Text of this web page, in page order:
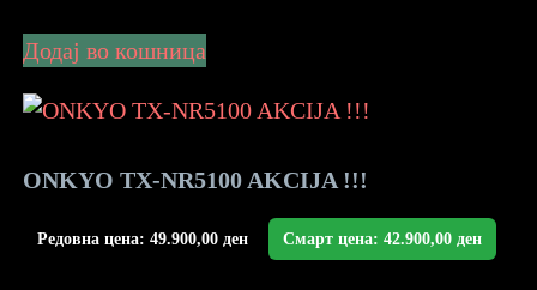
Додај во кошница
ONKYO TX-NR5100 AKCIJA !!!
Редовна цена: 49.900,00 ден Смарт цена: 42.900,00 ден